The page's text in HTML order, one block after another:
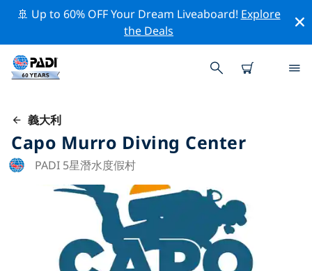
🚢 Up to 60% OFF Your Dream Liveaboard! Explore
the Deals
義大利
Capo Murro Diving Center
PADI 5星潛水度假村